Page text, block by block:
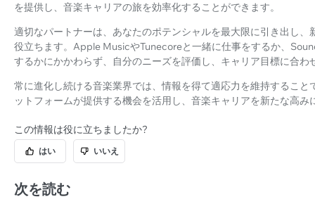
を提供し、音楽キャリアの旅を効率化することができます。
適切なパートナーは、あなたのポテンシャルを最大限に引き出し
役立ちます。Apple MusicやTunecoreと一緒に仕事をするか、
するかにかかわらず、自分のニーズを評価し、キャリア目標に合
常に進化し続ける音楽業界では、情報を得て適応力を維持するこ
ットフォームが提供する機会を活用し、音楽キャリアを新たな高み
この情報は役に立ちましたか?
はい いいえ
次を読む